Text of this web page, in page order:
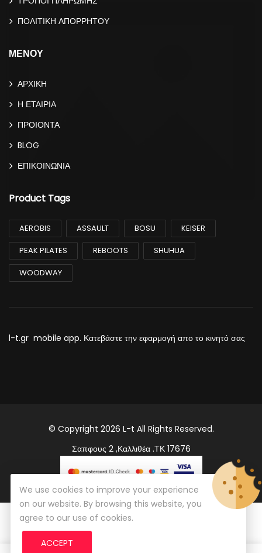
ΠΟΛΙΤΙΚΗ ΑΠΟΡΡΗΤΟΥ
ΜΕΝΟΥ
ΑΡΧΙΚΗ
Η ΕΤΑΙΡΙΑ
ΠΡΟΙΟΝΤΑ
BLOG
ΕΠΙΚΟΙΝΩΝΙΑ
Product Tags
AEROBIS ASSAULT BOSU
KEISER
PEAK PILATES
REBOOTS
SHUHUA
WOODWAY
l-t.gr mobile app. Κατεβάστε την εφαρμογή απο το κινητό σας
© Copyright 2026 L-t All Rights Reserved.
Σαπφους 2 ,Καλλιθέα .ΤΚ 17676
We use cookies to improve your experience
on our website. By browsing this website, you
agree to our use of cookies.
ACCEPT